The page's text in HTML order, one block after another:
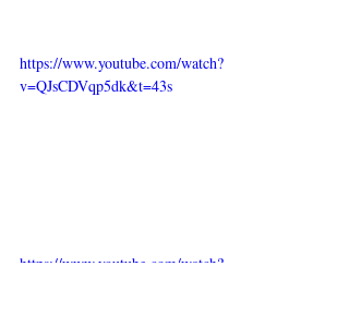
https://www.youtube.com/watch?
v=QJsCDVqp5dk&t=43s
https://www.youtube.com/watch?